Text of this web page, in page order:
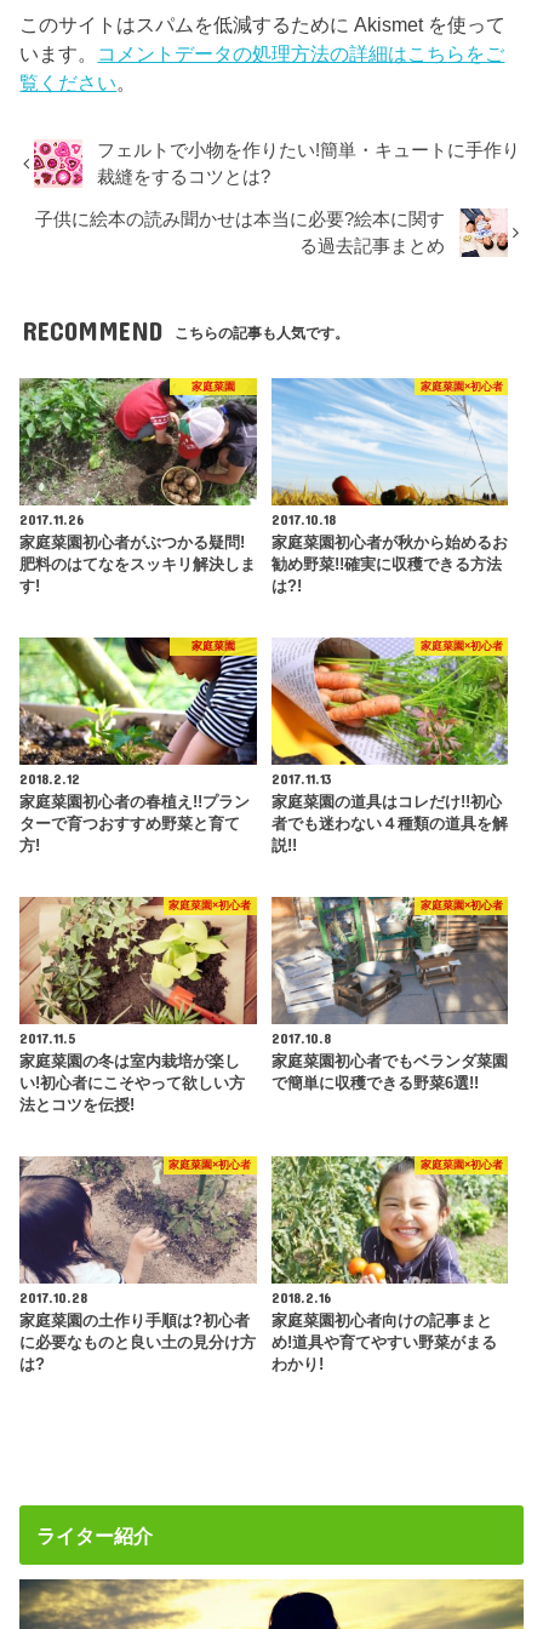
このサイトはスパムを低減するために Akismet を使って
います。 コメントデータの処理方法の詳細はこちらをご
覧ください。
フェルトで小物を作りたい!簡単・キュートに手作り
裁縫をするコツとは?
子供に絵本の読み聞かせは本当に必要?絵本に関す
る過去記事まとめ
RECOMMEND こちらの記事も人気です。
家庭菜園
2017.11.26
家庭菜園初心者がぶつかる疑問!
肥料のはてなをスッキリ解決しま
す!
家庭菜園×初心者
2017.10.18
家庭菜園初心者が秋から始めるお
勧め野菜!!確実に収穫できる方法
は?!
家庭菜園
2018.2.12
家庭菜園初心者の春植え!!プラン
ターで育つおすすめ野菜と育て
方!
家庭菜園×初心者
2017.11.13
家庭菜園の道具はコレだけ!!初心
者でも迷わない４種類の道具を解
説!!
家庭菜園×初心者
2017.11.5
家庭菜園の冬は室内栽培が楽し
い!初心者にこそやって欲しい方
法とコツを伝授!
家庭菜園×初心者
2017.10.8
家庭菜園初心者でもベランダ菜園
で簡単に収穫できる野菜6選!!
家庭菜園×初心者
2017.10.28
家庭菜園の土作り手順は?初心者
に必要なものと良い土の見分け方
は?
家庭菜園×初心者
2018.2.16
家庭菜園初心者向けの記事まと
め!道具や育てやすい野菜がまる
わかり!
ライター紹介